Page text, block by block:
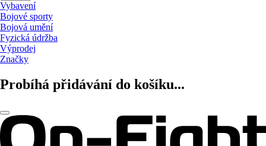
Vybavení
Bojové sporty
Bojová umění
Fyzická údržba
Výprodej
Značky
Probíhá přidávání do košíku...